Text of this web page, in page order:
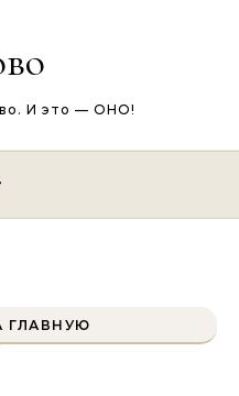
И это — ОНО!
ГЛАВНУЮ